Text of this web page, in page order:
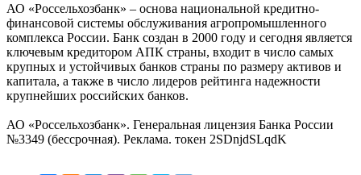
АО «Россельхозбанк» – основа национальной кредитно-
финансовой системы обслуживания агропромышленного
комплекса России. Банк создан в 2000 году и сегодня является
ключевым кредитором АПК страны, входит в число самых
крупных и устойчивых банков страны по размеру активов и
капитала, а также в число лидеров рейтинга надежности
крупнейших российских банков.
АО «Россельхозбанк». Генеральная лицензия Банка России
№3349 (бессрочная). Реклама. токен 2SDnjdSLqdK